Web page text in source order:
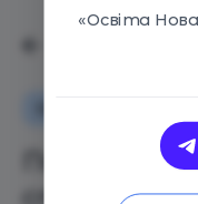
Подмена
стоит
«Освіта